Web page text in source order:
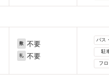
敷 不要
礼 不要
バス
駐
フ